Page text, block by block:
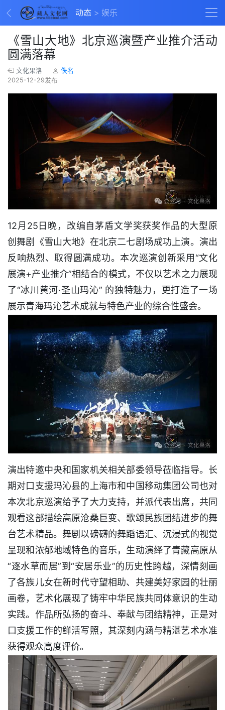
动态 娱乐
《雪山大地》北京巡演暨产业推介活动
圆满落幕
文化果洛
佚名
2025-12-29发布
12月25日晚，改编自茅盾文学奖获奖作品的大型原
创舞剧《雪山大地》在北京二七剧场成功上演。演出
反响热烈、取得圆满成功。本次巡演创新采用“文化
展演+产业推介”相结合的模式，不仅以艺术之力展现
了“冰川黄河·圣山玛沁” 的独特魅力，更打造了一场
展示青海玛沁艺术成就与特色产业的综合性盛会。
演出特邀中央和国家机关相关部委领导莅临指导。长
期对口支援玛沁县的上海市和中国移动集团公司也对
本次北京巡演给予了大力支持，并派代表出席，共同
观看这部描绘高原沧桑巨变、歌颂民族团结进步的舞
台艺术精品。舞剧以磅礴的舞蹈语汇、沉浸式的视觉
呈现和浓郁地域特色的音乐，生动演绎了青藏高原从
“逐水草而居”到“安居乐业”的历史性跨越，深情刻画
了各族儿女在新时代守望相助、共建美好家园的壮丽
画卷，艺术化展现了铸牢中华民族共同体意识的生动
实践。作品所弘扬的奋斗、奉献与团结精神，正是对
口支援工作的鲜活写照，其深刻内涵与精湛艺术水准
获得观众高度评价。